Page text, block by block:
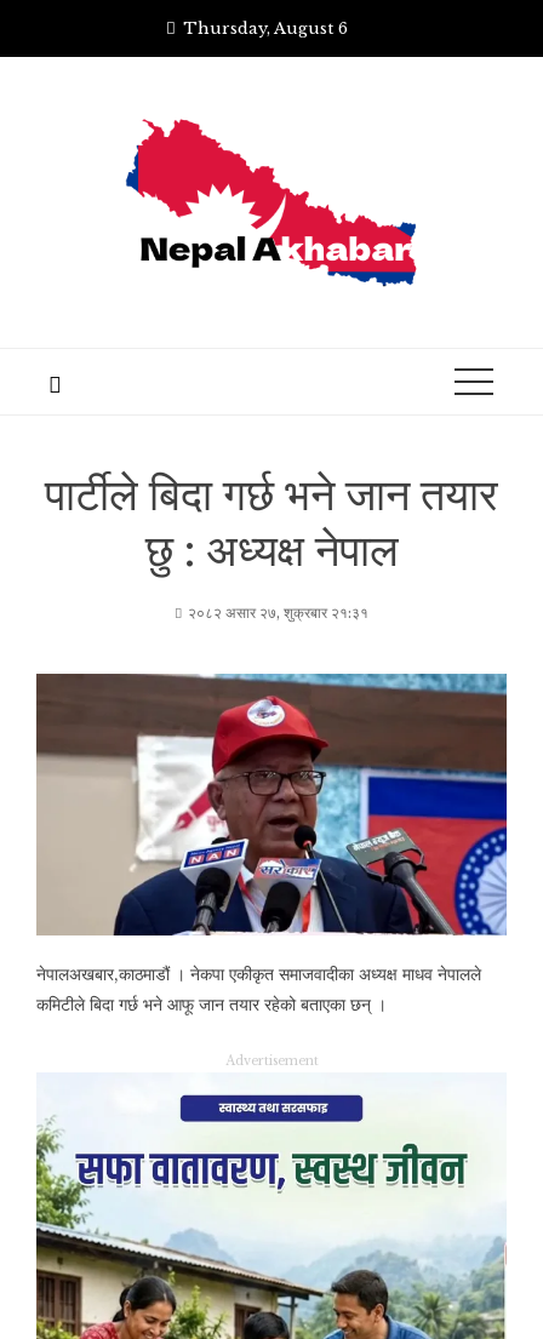
Thursday, August 6
पार्टीले बिदा गर्छ भने जान तयार
छु : अध्यक्ष नेपाल
२०८२ असार २७, शुक्रबार २१:३१
नेपालअखबार,काठमाडौं । नेकपा एकीकृत समाजवादीका अध्यक्ष माधव नेपालले
कमिटीले बिदा गर्छ भने आफू जान तयार रहेको बताएका छन् ।
Advertisement